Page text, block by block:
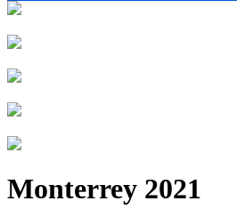
Monterrey 2021